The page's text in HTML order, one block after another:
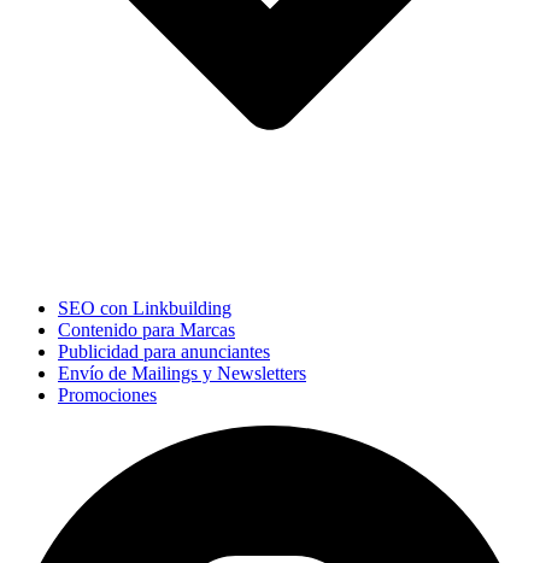
SEO con Linkbuilding
Contenido para Marcas
Publicidad para anunciantes
Envío de Mailings y Newsletters
Promociones